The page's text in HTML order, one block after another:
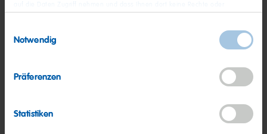
Rechtsbehelfe zur Verfügung stehen. Sie haben das Rechts, Ihre Einwilligung
finden Sie detaillierten Informationen zur Verarbeitung
Ihrer Daten und zum Widerruf Ihrer Einwilligung. Unser Impressum finden Sie
Notwendig
Präferenzen
Statistiken
Gesundheitsmanagement:
Vergünstigte Mitgliedschaft im
Verpflegung:
Strukturiertes 100-Tage-Onboarding, Welcome
Days mit Werksbesichtigung, HARIBO-Buddy, regelmäßige